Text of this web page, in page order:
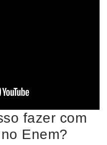
fazer com
Enem?